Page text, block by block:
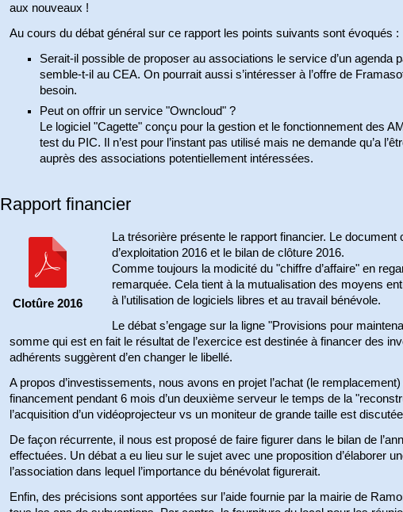
aux nouveaux !
Au cours du débat général sur ce rapport les points suivants sont évoqués :
Serait-il possible de proposer au associations le service d’un agenda
semble-t-il au CEA. On pourrait aussi s’intéresser à l’offre de
besoin.
Peut on offrir un service "Owncloud" ?
Le logiciel "Cagette" conçu pour la gestion et le fonctionnement des
test du PIC. Il n’est pour l’instant pas utilisé mais ne demande qu’a
auprès des associations potentiellement intéressées.
Rapport financier
Clotûre 2016
La trésorière présente le rapport financier. Le
d’exploitation 2016 et le bilan de clôture 2016.
Comme toujours la modicité du "chiffre d’affaire" en
remarquée. Cela tient à la mutualisation des moyens
à l’utilisation de logiciels libres et au travail bénévole.
Le débat s’engage sur la ligne "Provisions pour
somme qui est en fait le résultat de l’exercice est destinée à financer des
adhérents suggèrent d’en changer le libellé.
A propos d’investissements, nous avons en projet l’achat (le
financement pendant 6 mois d’un deuxième serveur le temps de la
l’acquisition d’un vidéoprojecteur vs un moniteur de grande taille est
De façon récurrente, il nous est proposé de faire figurer dans le bilan de
effectuées. Un débat a eu lieu sur le sujet avec une proposition d’élaborer
l’association dans lequel l’importance du bénévolat figurerait.
Enfin, des précisions sont apportées sur l’aide fournie par la mairie de